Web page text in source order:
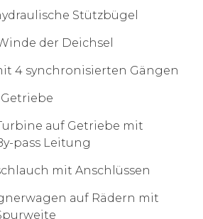
Stützbügel
der Deichsel
4 synchronisierten Gängen
auf Getriebe mit
pass Leitung
mit Anschlüssen
auf Rädern mit